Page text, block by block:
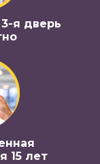
я дверь
15 лет